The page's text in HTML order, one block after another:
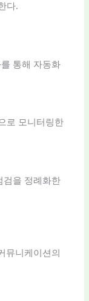
다.
통해 자동화
로 모니터링한
검을 정례화한
뮤니케이션의